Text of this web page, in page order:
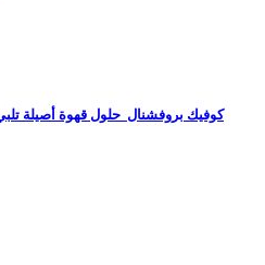
كوفيك بروفشنال حلول قهوة أصيلة